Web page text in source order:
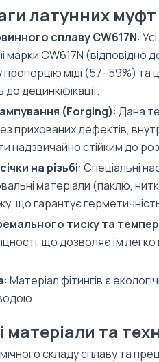
латунних муфт
сплаву CW617N:
марки CW617N
міді (57–59%) та
децинкіфікації.
(Forging): Дана
прихованих дефектів,
надзвичайно стійким до
на різьбі: Спеціальні
матеріали (паклю,
що гарантує
тиску та
що дозволяє їм
: Матеріал фітингів є
матеріали та
складу сплаву та